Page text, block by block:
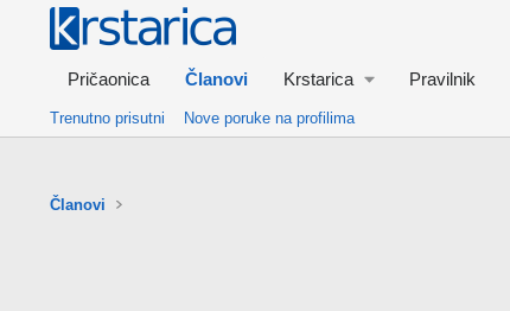
Pričaonica Članovi Krstarica Pravilnik
Trenutno prisutni Nove poruke na profilima
Članovi